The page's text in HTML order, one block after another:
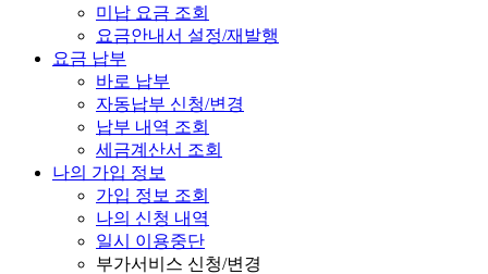
미납 요금 조회
요금안내서 설정/재발행
요금 납부
바로 납부
자동납부 신청/변경
납부 내역 조회
세금계산서 조회
나의 가입 정보
가입 정보 조회
나의 신청 내역
일시 이용중단
부가서비스 신청/변경